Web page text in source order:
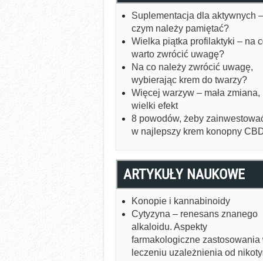
Suplementacja dla aktywnych
czym należy pamiętać?
Wielka piątka profilaktyki – na
warto zwrócić uwagę?
Na co należy zwrócić uwagę,
wybierając krem do twarzy?
Więcej warzyw – mała zmiana,
wielki efekt
8 powodów, żeby
w najlepszy krem konopny
ARTYKUŁY NAUKOWE
Konopie i kannabinoidy
Cytyzyna – renesans znanego
alkaloidu. Aspekty
farmakologiczne zastosowania
leczeniu uzależnienia od